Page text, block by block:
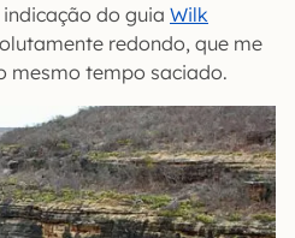
do guia Wilk
redondo, que me
mesmo tempo saciado.